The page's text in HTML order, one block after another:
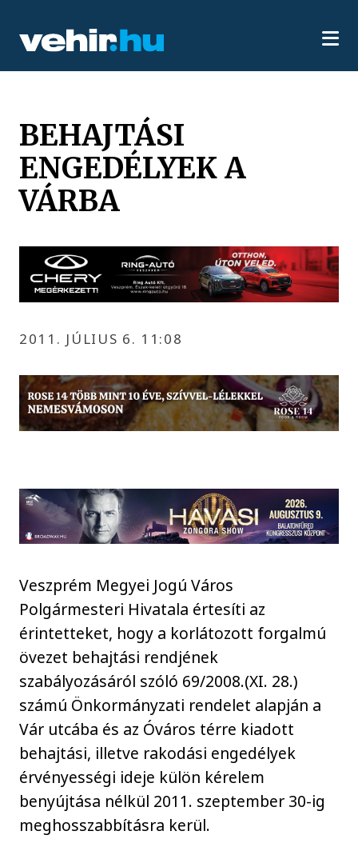
BEHAJTÁSI
ENGEDÉLYEK A
VÁRBA
2011. JÚLIUS 6. 11:08
Veszprém Megyei Jogú Város
Polgármesteri Hivatala értesíti az
érintetteket, hogy a korlátozott forgalmú
övezet behajtási rendjének
szabályozásáról szóló 69/2008.(XI. 28.)
számú Önkormányzati rendelet alapján a
Vár utcába és az Óváros térre kiadott
behajtási, illetve rakodási engedélyek
érvényességi ideje külön kérelem
benyújtása nélkül 2011. szeptember 30-ig
meghosszabbításra kerül.